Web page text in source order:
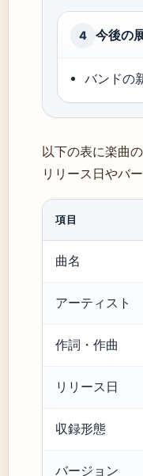
4 今後の
バンドの
以下の表に楽曲
リリース日やバ
項目
曲名
アーティスト
作詞・作曲
リリース日
収録形態
バージョン